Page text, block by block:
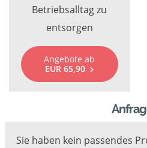
Betriebsalltag zu
entsorgen
Angebote ab
EUR 65,90
Sie haben kein passendes